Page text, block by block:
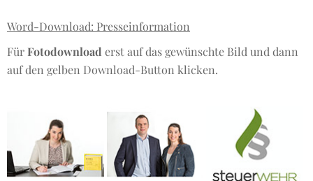
Word-Download: Presseinformation
Für Fotodownload erst auf das gewünschte Bild und dann
auf den gelben Download-Button klicken.